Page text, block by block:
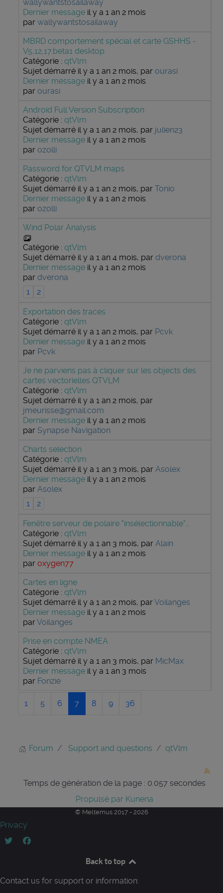
wallywantstosailaway
Dernier message il y a 1 an 2 mois
par wallywantstosailaway
MBRD comportement spécial et carte GSHHS -
V5,12,17.beta1 desktop
Catégorie : qtVlm
Sujet démarré il y a 1 an 2 mois, par ourasi
Dernier message il y a 1 an 2 mois
par ourasi
Android Full Version Subscription
Catégorie : qtVlm
Sujet démarré il y a 1 an 2 mois, par julien23
Dernier message il y a 1 an 2 mois
par ozolli
Password for QTVLM maps
Catégorie : qtVlm
Sujet démarré il y a 1 an 2 mois, par Tonio
Dernier message il y a 1 an 2 mois
par ozolli
Wind Polar Analysis
Catégorie : qtVlm
Sujet démarré il y a 1 an 4 mois, par dverona
Dernier message il y a 1 an 2 mois
par dverona
1
2
Exportation des traces
Catégorie : qtVlm
Sujet démarré il y a 1 an 2 mois, par Pcvk
Dernier message il y a 1 an 2 mois
par Pcvk
Je ne parviens pas à cliquer sur les objects des
cartes vectorielles QTVLM
Catégorie : qtVlm
Sujet démarré il y a 1 an 2 mois, par
jmeurisse@gmail.com
Dernier message il y a 1 an 2 mois
par Synapse Navigation
Charts selection
Catégorie : qtVlm
Sujet démarré il y a 1 an 3 mois, par Asolex
Dernier message il y a 1 an 2 mois
par Asolex
1
2
Fenêtre serveur de polaire "insélectionnable"...
Catégorie : qtVlm
Sujet démarré il y a 1 an 3 mois, par Alain
Dernier message il y a 1 an 2 mois
par oxygen77
Cartes en ligne
Catégorie : qtVlm
Sujet démarré il y a 1 an 2 mois, parVoilanges
Dernier message il y a 1 an 2 mois
parVoilanges
Prise en compte NMEA
Catégorie : qtVlm
Sujet démarré il y a 1 an 3 mois, par MicMax
Dernier message il y a 1 an 3 mois
par Fonzie
1 5 6 7 8 9 36
Forum Support and questions qtVlm
Temps de génération de la page : 0.057 secondes
Propulsé par Kunena
© Meltemus 2017 - 2026
Privacy
Back to top
Contact us for support or information: